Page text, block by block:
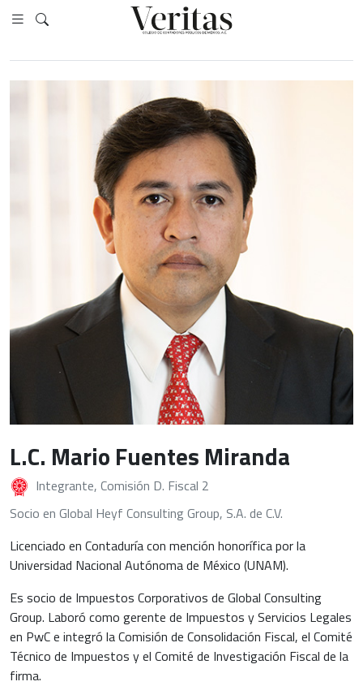
L.C. Mario Fuentes Miranda
Integrante, Comisión D. Fiscal 2
Socio en Global Heyf Consulting Group, S.A. de C.V.
Licenciado en Contaduría con mención honorífica por la
Universidad Nacional Autónoma de México (UNAM).
Es socio de Impuestos Corporativos de Global Consulting
Group. Laboró como gerente de Impuestos y Servicios Legales
en PwC e integró la Comisión de Consolidación Fiscal, el Comité
Técnico de Impuestos y el Comité de Investigación Fiscal de la
firma.